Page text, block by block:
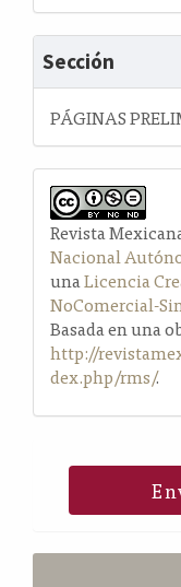
Sección
PÁGINAS
Revista
Nacional
unaLicencia
NoComercial-
Basada en una
http://
dex.php/rms/.